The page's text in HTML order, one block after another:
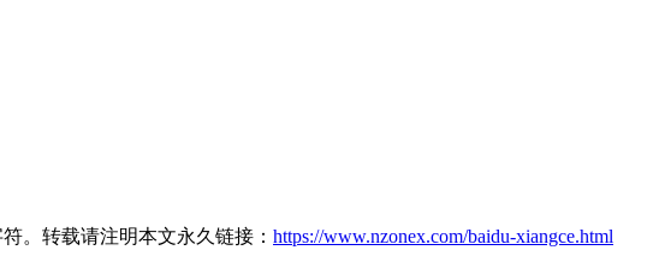
。转载请注明本文永久链接： https://www.nzonex.com/baidu-xiangce.html